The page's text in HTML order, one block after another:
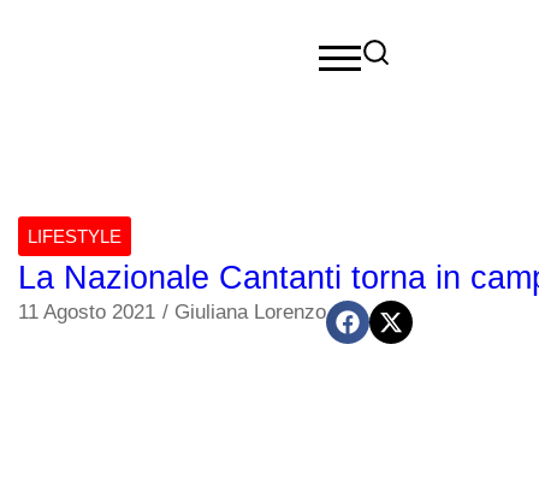
LIFESTYLE
La Nazionale Cantanti torna in
11 Agosto 2021 / Giuliana Lorenzo